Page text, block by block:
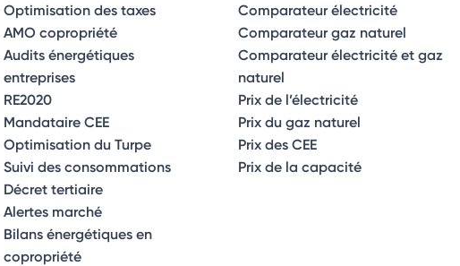
Optimisation des taxes
AMO copropriété
Audits énergétiques
entreprises
RE2020
Mandataire CEE
Optimisation du Turpe
Suivi des consommations
Décret tertiaire
Alertes marché
Bilans énergétiques en
copropriété
Comparateur électricité
Comparateur gaz naturel
Comparateur électricité et gaz
naturel
Prix de l’électricité
Prix du gaz naturel
Prix des CEE
Prix de la capacité